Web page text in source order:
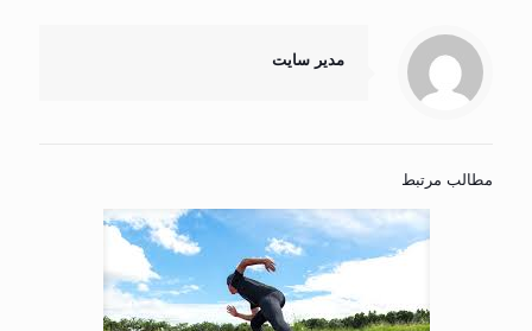
مدیر سایت
مطالب مرتبط